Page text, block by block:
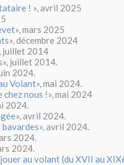
! », avril 2025
», mars 2025
», décembre 2024
juillet 2014
», juillet 2014.
2024.
Volant», mai 2024.
chez nous !», mai 2024
2024.
», avril 2024.
», avril 2024.
2024.
2024.
au volant (du XVII au